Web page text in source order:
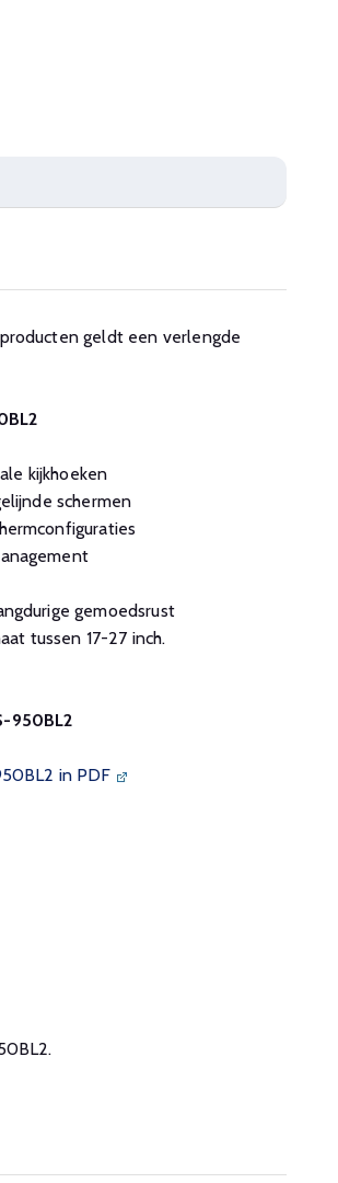
geldt een verlengde
kijkhoeken
schermen
gemoedsrust
tussen 17-27 inch.
950BL2
in PDF